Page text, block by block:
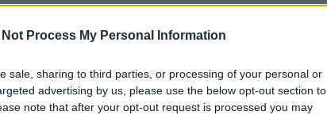
Not Process My Personal Information
sale, sharing to third parties, or processing of your personal or
advertising by us, please use the below opt-out section to
note that after your opt-out request is processed you may